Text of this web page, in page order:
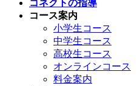
コネクトの指導
コース案内
小学生コース
中学生コース
高校生コース
オンラインコース
料金案内